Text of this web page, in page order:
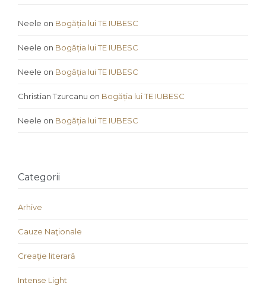
Neele on Bogăția lui TE IUBESC
Neele on Bogăția lui TE IUBESC
Neele on Bogăția lui TE IUBESC
Christian Tzurcanu on Bogăția lui TE IUBESC
Neele on Bogăția lui TE IUBESC
Categorii
Arhive
Cauze Naţionale
Creaţie literară
Intense Light